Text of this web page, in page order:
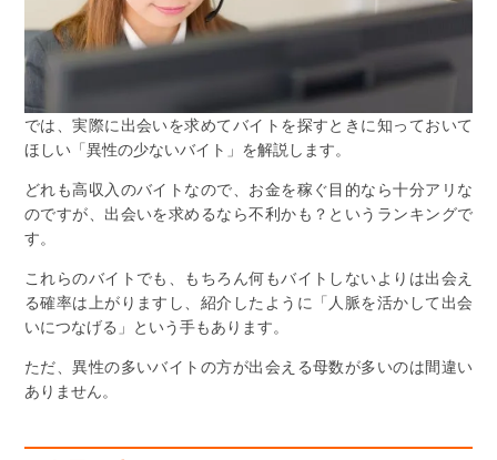
では、実際に出会いを求めてバイトを探すときに知っておいて
ほしい「異性の少ないバイト」を解説します。
どれも高収入のバイトなので、お金を稼ぐ目的なら十分アリな
のですが、出会いを求めるなら不利かも？というランキングで
す。
これらのバイトでも、もちろん何もバイトしないよりは出会え
る確率は上がりますし、紹介したように「人脈を活かして出会
いにつなげる」という手もあります。
ただ、異性の多いバイトの方が出会える母数が多いのは間違い
ありません。